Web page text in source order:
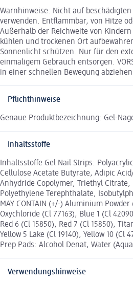
Warnhinweise: Nicht auf
verwenden. Entflammbar, von Hitze
Außerhalb der Reichweite von
kühlen und trockenen Ort
Sonnenlicht schützen. Nur für den
einmaligem Gebrauch entsorgen.
in einer schnellen Bewegung
Pflichthinweise
Genaue Produktbezeichnung: Gel-
Inhaltsstoffe
Inhaltsstoffe Gel Nail Strips:
Cellulose Acetate Butyrate, Adipic
Anhydride Copolymer, Triethyl
Polyethylene Terephthalate,
MAY CONTAIN (+/-) Aluminium
Oxychloride (Cl 77163), Blue 1 (Cl
Red 6 (Cl 15850), Red 7 (Cl 15850),
Yellow 5 Lake (Cl 19140), Yellow 10 (Cl
Prep Pads: Alcohol Denat, Water
Verwendungshinweise